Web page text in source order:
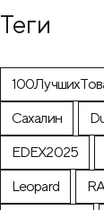
Теги
Cахалин
EDEX2025
Leopard